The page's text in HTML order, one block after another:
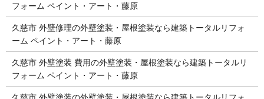
フォーム ペイント・アート・藤原
久慈市 外壁修理の外壁塗装・屋根塗装なら建築トータルリフォ
ーム ペイント・アート・藤原
久慈市 外壁塗装 費用の外壁塗装・屋根塗装なら建築トータルリ
フォーム ペイント・アート・藤原
久慈市 外壁塗装の外壁塗装・屋根塗装なら建築トータルリフォ